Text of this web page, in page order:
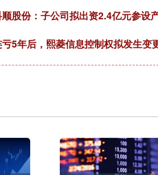
股份：子公司拟出资2.4亿元参设
5年后，熙菱信息控制权拟发生变